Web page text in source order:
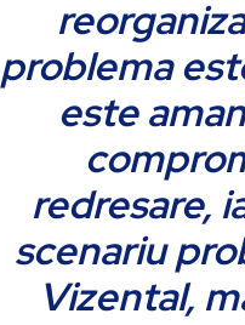
problema
este
redresare,
scenariu
Vizental,